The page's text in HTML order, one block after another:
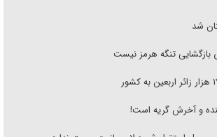
شد
بازگشایی تنگه هرمز نیست
و آخرش گریه است!